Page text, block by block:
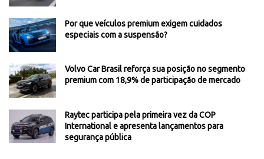
Por que veículos premium exigem cuidados
especiais com a suspensão?
Volvo Car Brasil reforça sua posição no segmento
premium com 18,9% de participação de mercado
Raytec participa pela primeira vez da COP
International e apresenta lançamentos para
segurança pública